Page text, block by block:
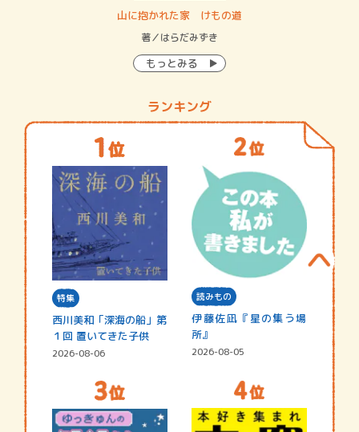
山に抱かれた家 けもの道
著／はらだみずき
もっとみる
ランキング
特集
西川美和「深海の船」第
１回 置いてきた子供
2026-08-06
読みもの
伊藤佐凪『星の集う場
所』
2026-08-05